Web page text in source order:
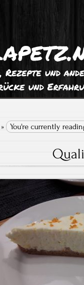
Rezepte und
und
» You're currently